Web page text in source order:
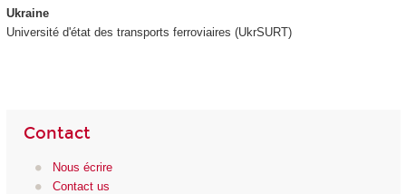
Ukraine
Université d'état des transports ferroviaires (UkrSURT)
Contact
Nous écrire
Contact us